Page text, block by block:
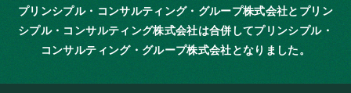
プリンシプル・コンサルティング・グループ株式会社とプリン
シプル・コンサルティング株式会社は合併してプリンシプル・
コンサルティング・グループ株式会社となりました。